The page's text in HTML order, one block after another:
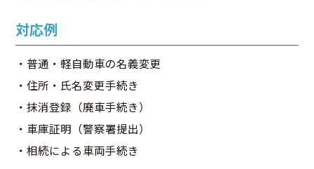
対応例
・普通・軽自動車の名義変更
・住所・氏名変更手続き
・抹消登録（廃車手続き）
・車庫証明（警察署提出）
・相続による車両手続き